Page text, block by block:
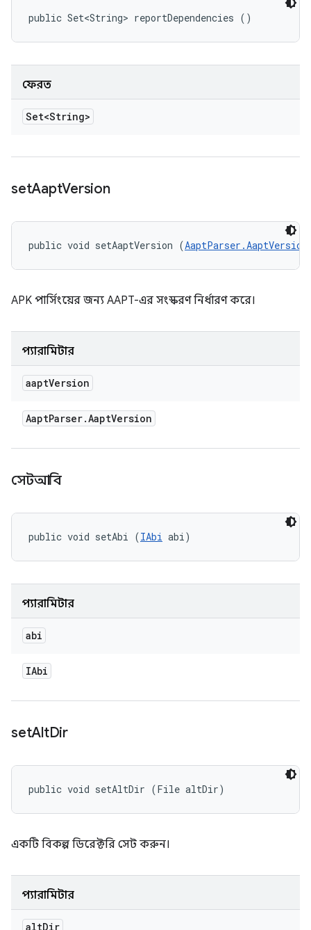
public Set<String> reportDependencies ()
ফেরত
Set<String>
setAaptVersion
public void setAaptVersion (AaptParser.AaptVersion
APK পার্সিংয়ের জন্য AAPT-এর সংস্করণ নির্ধারণ করে।
প্যারামিটার
aaptVersion
AaptParser.AaptVersion
সেটআবি
public void setAbi (IAbi abi)
প্যারামিটার
abi
IAbi
setAltDir
public void setAltDir (File altDir)
একটি বিকল্প ডিরেক্টরি সেট করুন।
প্যারামিটার
altDir